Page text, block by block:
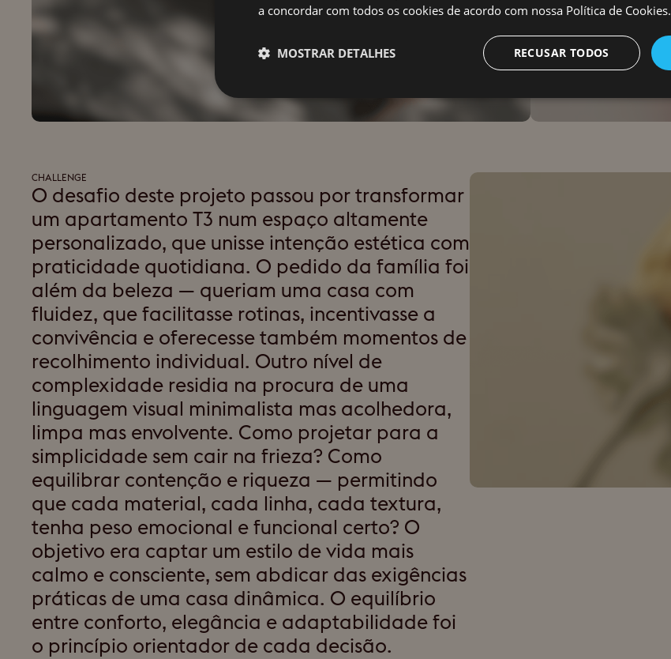
CHALLENGE
O desafio deste projeto passou por transformar
um apartamento T3 num espaço altamente
personalizado, que unisse intenção estética com
praticidade quotidiana. O pedido da família foi
além da beleza — queriam uma casa com
fluidez, que facilitasse rotinas, incentivasse a
convivência e oferecesse também momentos de
recolhimento individual. Outro nível de
complexidade residia na procura de uma
linguagem visual minimalista mas acolhedora,
limpa mas envolvente. Como projetar para a
simplicidade sem cair na frieza? Como
equilibrar contenção e riqueza — permitindo
que cada material, cada linha, cada textura,
tenha peso emocional e funcional certo? O
objetivo era captar um estilo de vida mais
calmo e consciente, sem abdicar das exigências
práticas de uma casa dinâmica. O equilíbrio
entre conforto, elegância e adaptabilidade foi
o princípio orientador de cada decisão.
a concordar com todos os cookies de acordo com nossa Política de Cookies.
RECUSAR TODOS
MOSTRAR DETALHES